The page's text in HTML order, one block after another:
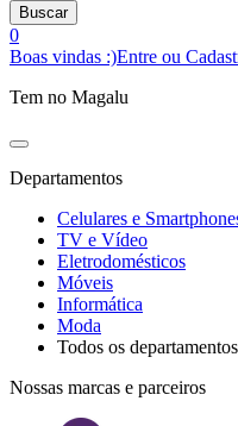
Buscar
0
Boas vindas :)Entre ou
Tem no Magalu
Departamentos
Celulares e
TV e Vídeo
Eletrodomésticos
Móveis
Informática
Moda
Todos os departamentos
Nossas marcas e parceiros